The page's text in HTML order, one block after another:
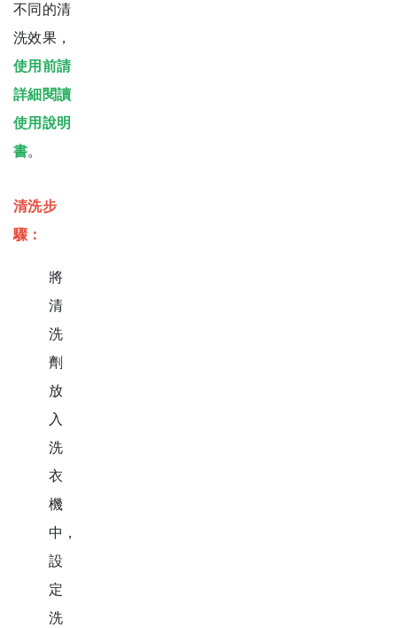
不同的清
洗效果，
使用前請
詳細閱讀
使用說明
書。
清洗步
驟：
將
清
洗
劑
放
入
洗
衣
機
中，
設
定
洗